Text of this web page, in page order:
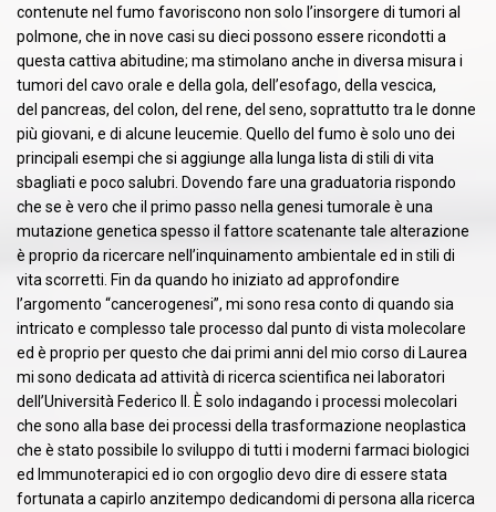
contenute nel fumo favoriscono non solo l’insorgere di tumori al
polmone, che in nove casi su dieci possono essere ricondotti a
questa cattiva abitudine; ma stimolano anche in diversa misura i
tumori del cavo orale e della gola, dell’esofago, della vescica,
del pancreas, del colon, del rene, del seno, soprattutto tra le donne
più giovani, e di alcune leucemie. Quello del fumo è solo uno dei
principali esempi che si aggiunge alla lunga lista di stili di vita
sbagliati e poco salubri. Dovendo fare una graduatoria rispondo
che se è vero che il primo passo nella genesi tumorale è una
mutazione genetica spesso il fattore scatenante tale alterazione
è proprio da ricercare nell’inquinamento ambientale ed in stili di
vita scorretti. Fin da quando ho iniziato ad approfondire
l’argomento “cancerogenesi”, mi sono resa conto di quando sia
intricato e complesso tale processo dal punto di vista molecolare
ed è proprio per questo che dai primi anni del mio corso di Laurea
mi sono dedicata ad attività di ricerca scientifica nei laboratori
dell’Università Federico II. È solo indagando i processi molecolari
che sono alla base dei processi della trasformazione neoplastica
che è stato possibile lo sviluppo di tutti i moderni farmaci biologici
ed Immunoterapici ed io con orgoglio devo dire di essere stata
fortunata a capirlo anzitempo dedicandomi di persona alla ricerca